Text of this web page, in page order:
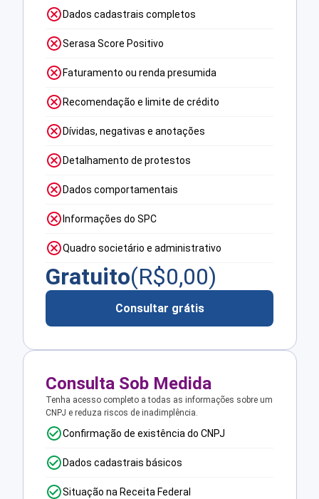
Dados cadastrais completos
Serasa Score Positivo
Faturamento ou renda presumida
Recomendação e limite de crédito
Dívidas, negativas e anotações
Detalhamento de protestos
Dados comportamentais
Informações do SPC
Quadro societário e administrativo
Gratuito(R$0,00)
Consultar grátis
Consulta Sob Medida
Tenha acesso completo a todas as informações sobre um
CNPJ e reduza riscos de inadimplência.
Confirmação de existência do CNPJ
Dados cadastrais básicos
Situação na Receita Federal